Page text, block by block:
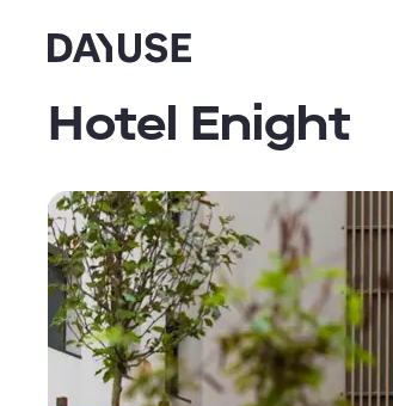
Dayuse
Hotel Enight